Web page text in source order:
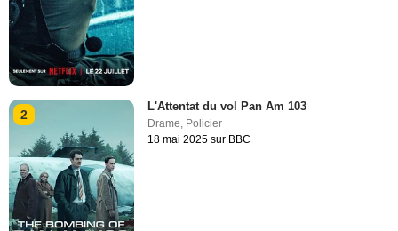
2
L'Attentat du vol Pan Am 103
Drame, Policier
18 mai 2025 sur BBC